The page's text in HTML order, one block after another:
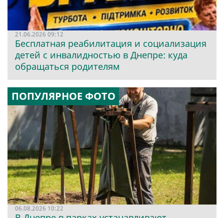
21.06.2026 09:12
Бесплатная реабилитация и социализация
детей с инвалидностью в Днепре: куда
обращаться родителям
ПОПУЛЯРНОЕ ФОТО
06.08.2026 10:22